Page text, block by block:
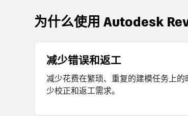
为什么使用 Autodesk
减少错误和返工
减少花费在繁琐、重复的建模任务上的
少校正和返工需求。